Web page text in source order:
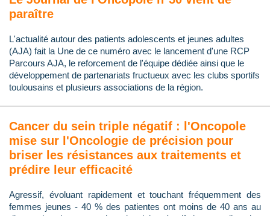
paraître
L'actualité autour des patients adolescents et jeunes adultes
(AJA) fait la Une de ce numéro avec le lancement d'une RCP
Parcours AJA, le reforcement de l'équipe dédiée ainsi que le
développement de partenariats fructueux avec les clubs sportifs
toulousains et plusieurs associations de la région.
Cancer du sein triple négatif : l'Oncopole
mise sur l'Oncologie de précision pour
briser les résistances aux traitements et
prédire leur efficacité
Agressif, évoluant rapidement et touchant fréquemment des
femmes jeunes - 40 % des patientes ont moins de 40 ans au